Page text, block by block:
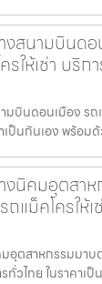
งสนามบินด
รให้เช่า บริ
บินดอนเมือง รถ
เป็นกันเอง พร้อ
งนิคมอุตสา
ถแม็คโครใ
อุตสาหกรรมมาบ
ทั่วไทย ในราคา